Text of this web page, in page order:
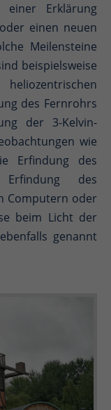
einer Erklärung
einen neuen
Meilensteine
beispielsweise
des Fernrohrs
der 3-Kelvin-
wie
Erfindung des
des
Computern oder
beim Licht der
genannt